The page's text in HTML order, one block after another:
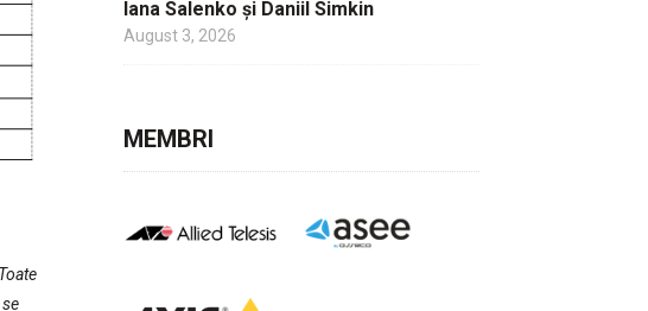
Iana Salenko și Daniil Simkin
August 3, 2026
MEMBRI